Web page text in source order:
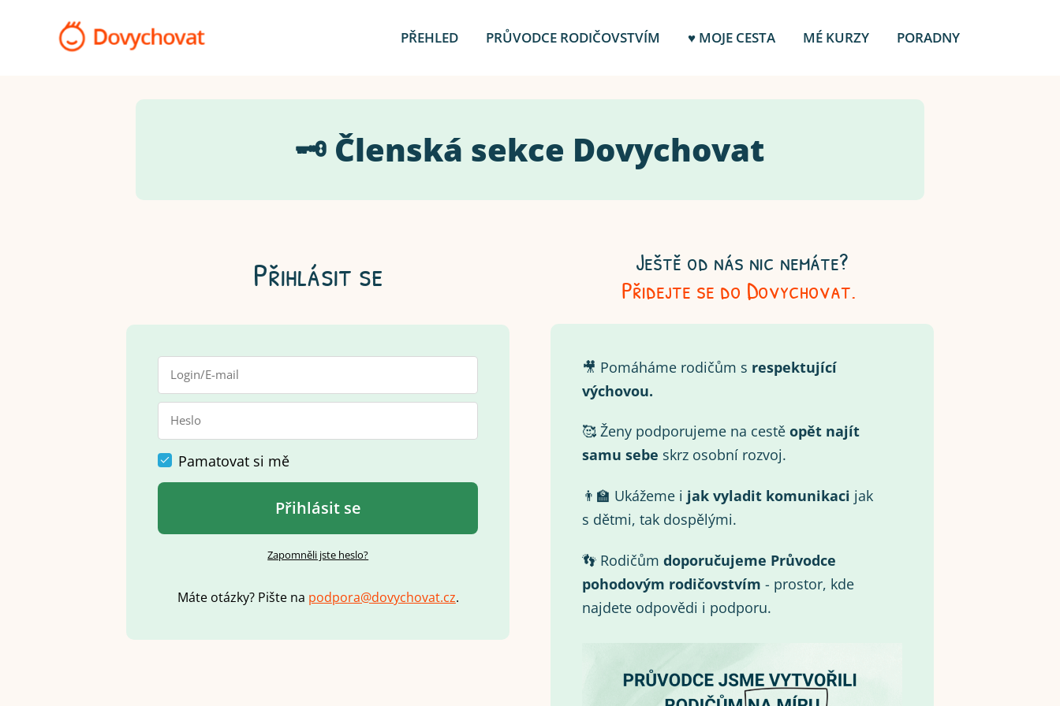
PŘEHLED PRŮVODCE RODIČOVSTVÍM ♥ MOJE CESTA MÉ KURZY PORADNY
🗝️ Členská sekce Dovychovat
Přihlásit se
Pamatovat si mě
Přihlásit se
Zapomněli jste heslo?
Máte otázky? Pište na podpora@dovychovat.cz.
Ještě od nás nic nemáte?
Přidejte se do Dovychovat.
🎥 Pomáháme rodičům s respektující
výchovou.
🥰 Ženy podporujeme na cestě opět najít
samu sebe skrz osobní rozvoj.
👨‍🏫 Ukážeme i jak vyladit komunikaci jak
s dětmi, tak dospělými.
👣 Rodičům doporučujeme Průvodce
pohodovým rodičovstvím - prostor, kde
najdete odpovědi i podporu.